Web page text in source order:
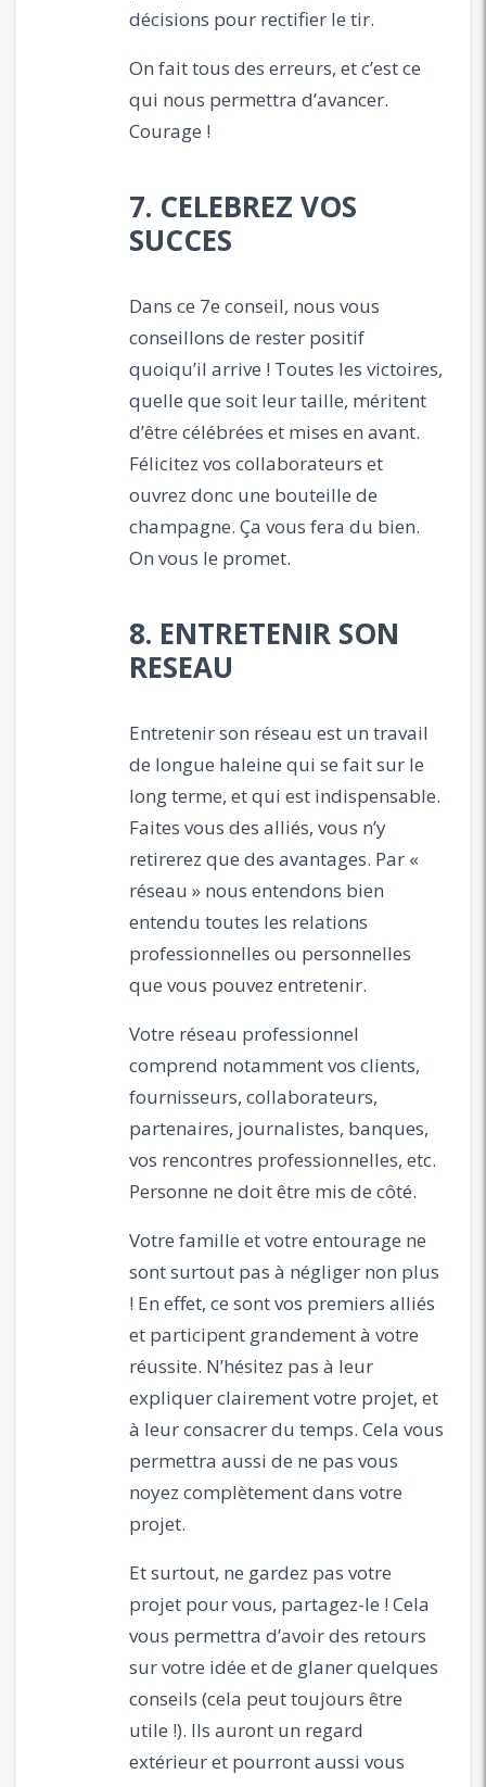
décisions pour rectifier le tir.
On fait tous des erreurs, et c’est ce
qui nous permettra d’avancer.
Courage !
7. CELEBREZ VOS
SUCCES
Dans ce 7e conseil, nous vous
conseillons de rester positif
quoiqu’il arrive ! Toutes les victoires,
quelle que soit leur taille, méritent
d’être célébrées et mises en avant.
Félicitez vos collaborateurs et
ouvrez donc une bouteille de
champagne. Ça vous fera du bien.
On vous le promet.
8. ENTRETENIR SON
RESEAU
Entretenir son réseau est un travail
de longue haleine qui se fait sur le
long terme, et qui est indispensable.
Faites vous des alliés, vous n’y
retirerez que des avantages. Par «
réseau » nous entendons bien
entendu toutes les relations
professionnelles ou personnelles
que vous pouvez entretenir.
Votre réseau professionnel
comprend notamment vos clients,
fournisseurs, collaborateurs,
partenaires, journalistes, banques,
vos rencontres professionnelles, etc.
Personne ne doit être mis de côté.
Votre famille et votre entourage ne
sont surtout pas à négliger non plus
! En effet, ce sont vos premiers alliés
et participent grandement à votre
réussite. N’hésitez pas à leur
expliquer clairement votre projet, et
à leur consacrer du temps. Cela vous
permettra aussi de ne pas vous
noyez complètement dans votre
projet.
Et surtout, ne gardez pas votre
projet pour vous, partagez-le ! Cela
vous permettra d’avoir des retours
sur votre idée et de glaner quelques
conseils (cela peut toujours être
utile !). Ils auront un regard
extérieur et pourront aussi vous